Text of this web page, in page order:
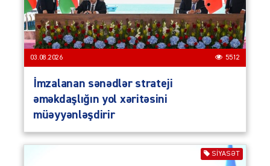
03.08.2026 5512
İmzalanan sənədlər strateji
əməkdaşlığın yol xəritəsini
müəyyənləşdirir
SIYASƏT